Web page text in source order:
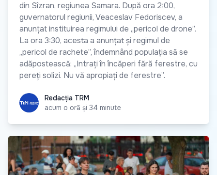
din Sîzran, regiunea Samara. După ora 2:00,
guvernatorul regiunii, Veaceslav Fedoriscev, a
anunțat instituirea regimului de „pericol de drone”.
La ora 3:30, acesta a anunțat și regimul de
„pericol de rachete”, îndemnând populația să se
adăpostească: „Intrați în încăperi fără ferestre, cu
pereți solizi. Nu vă apropiați de ferestre”.
Redacția TRM
Redacția TRM
acum o oră și 34 minute